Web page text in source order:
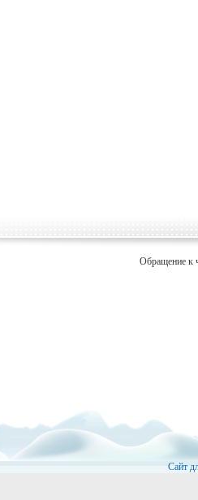
Обращение к
Сайт